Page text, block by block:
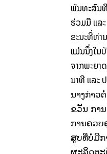
ພັນທະສົນທິ
ຮ່ວມມື ແລ
ຂະນະທີ່ທ່າ
ແມ່ນນຶ່ງໃນ
ຈາກພະຍາ
ນາທີ ແລະ
ນາງກ່າວ
ຂວັນ ກາ
ການຄວບ
ສູບທີ່ບໍ່ມີກ
ຜະລິດຕະ